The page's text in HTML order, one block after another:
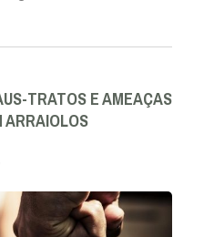
TRATOS E AMEAÇAS